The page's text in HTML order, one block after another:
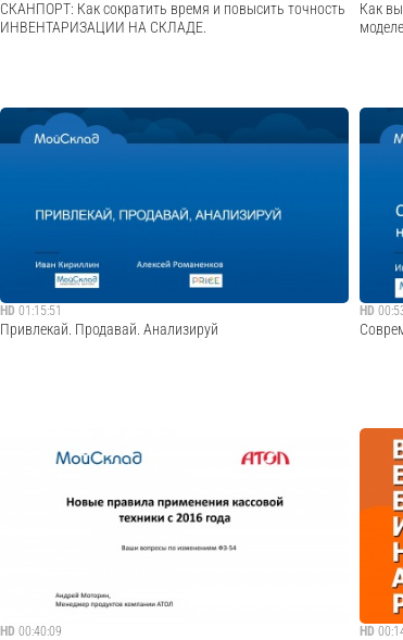
СКАНПОРТ: Как сократить время и повысить точность
ИНВЕНТАРИЗАЦИИ НА СКЛАДЕ.
реализованных проектов
Как
HD 01:15:51
Привлекай. Продавай. Анализируй
анализируй». Если у вас есть бизнес, значит, у вас есть
клиенты. А насколько эффективно вы с ними работаете?
HD
от
HD 00:40:09 HD